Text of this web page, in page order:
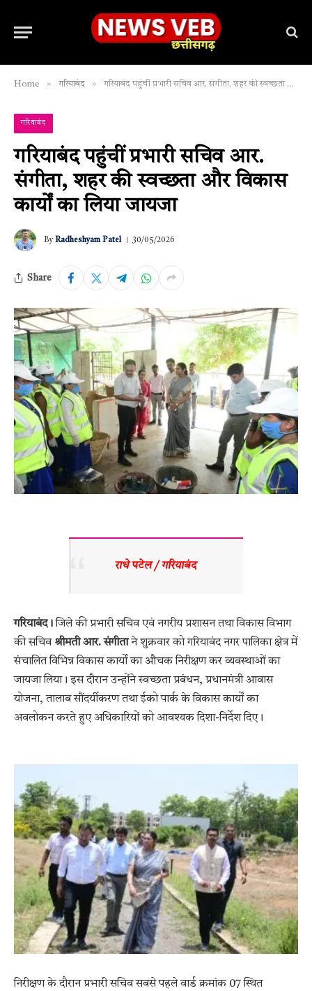
Home » गरियाबंद » गरियाबंद पहुंचीं प्रभारी सचिव आर. संगीता, शहर की स्वच्छता और विकास कार्यों का लिया जायजा
गरियाबंद
गरियाबंद पहुंचीं प्रभारी सचिव आर.
संगीता, शहर की स्वच्छता और विकास
कार्यों का लिया जायजा
By Radheshyam Patel 30/05/2026
Share
राधे पटेल / गरियाबंद
गरियाबंद। जिले की प्रभारी सचिव एवं नगरीय प्रशासन तथा विकास विभाग
की सचिव श्रीमती आर. संगीताने शुक्रवार को गरियाबंद नगर पालिका क्षेत्र में
संचालित विभिन्न विकास कार्यों का औचक निरीक्षण कर व्यवस्थाओं का
जायजा लिया। इस दौरान उन्होंने स्वच्छता प्रबंधन, प्रधानमंत्री आवास
योजना, तालाब सौंदर्यीकरण तथा ईको पार्क के विकास कार्यों का
अवलोकन करते हुए अधिकारियों को आवश्यक दिशा-निर्देश दिए।
निरीक्षण के दौरान प्रभारी सचिव सबसे पहले वार्ड क्रमांक 07 स्थित